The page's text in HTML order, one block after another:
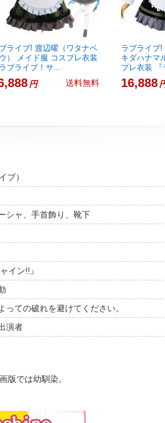
ライブ! 渡辺曜（ワタナベ
） メイド服 コスプレ衣装
ラブライブ！サ...
円 送料無料
ラブライブ!
キダハナマ
プレ衣装 『
16,888
ブ）
シャ、手首飾り、靴下
イン!!』
ての破れを避けてください。
演者
では幼馴染。